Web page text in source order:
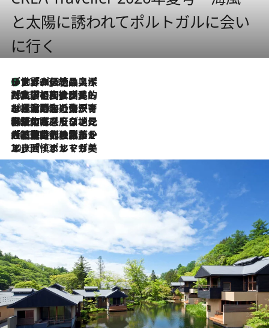
と太陽に誘われてポルトガルに会い
に行く
2026.8.8
リスボンの絶品スイーツ「パステル・デ・ナタ」とは？ポルトガル伝統の奥深い世界へ
2026.7.27
「私の祖国はポルトガル語です」国民的詩人フェルナンド・ペソアと、彼が愛した文学の街を歩く
2026.7.26
ポルトガル近海が育む極上の海の幸。キリリと冷えた白ワインと愉しむ、シーフード専門店の贅沢
2026.7.22
伝統の味をモダンに昇華。高感度な地元客が集う、リスボンの最旬ガストロノミー
2026.7.21
大航海時代の栄華から、震災、独裁、そして革命へ。ポルトガル・首都リスボンの石畳に刻まれた「歴史の光と影」
2026.7.13
エッセイ・ヤマザキマリ「慎ましくも美しき国 ポルトガル」